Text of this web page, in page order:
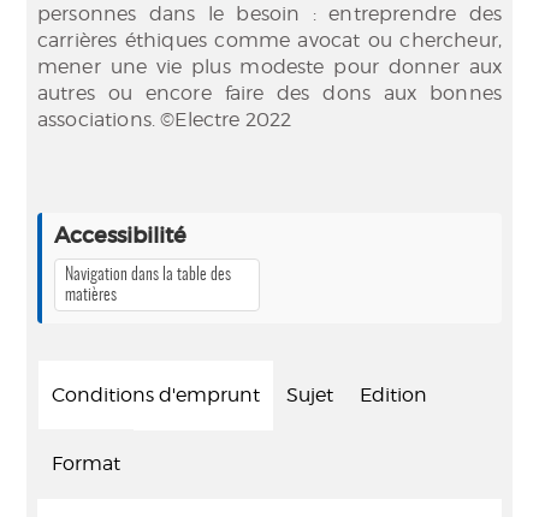
personnes dans le besoin : entreprendre des
carrières éthiques comme avocat ou chercheur,
mener une vie plus modeste pour donner aux
autres ou encore faire des dons aux bonnes
associations. ©Electre 2022
Accessibilité
Navigation dans la table des
matières
Conditions d'emprunt Sujet Edition
Format